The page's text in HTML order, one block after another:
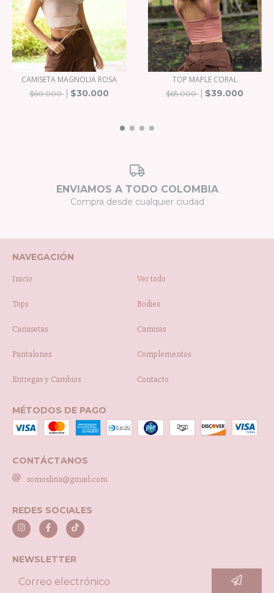
CAMISETA MAGNOLIA ROSA
$60.000 $30.000
TOP MAPLE CORAL
$65.000 $39.000
ENVIAMOS A TODO COLOMBIA
Compra desde cualquier ciudad
NAVEGACIÓN
Inicio Ver todo
Tops Bodies
Camisetas Camisas
Pantalones Complementos
Entregas y Cambios Contacto
MÉTODOS DE PAGO
CONTÁCTANOS
somosliria@gmail.com
REDES SOCIALES
NEWSLETTER